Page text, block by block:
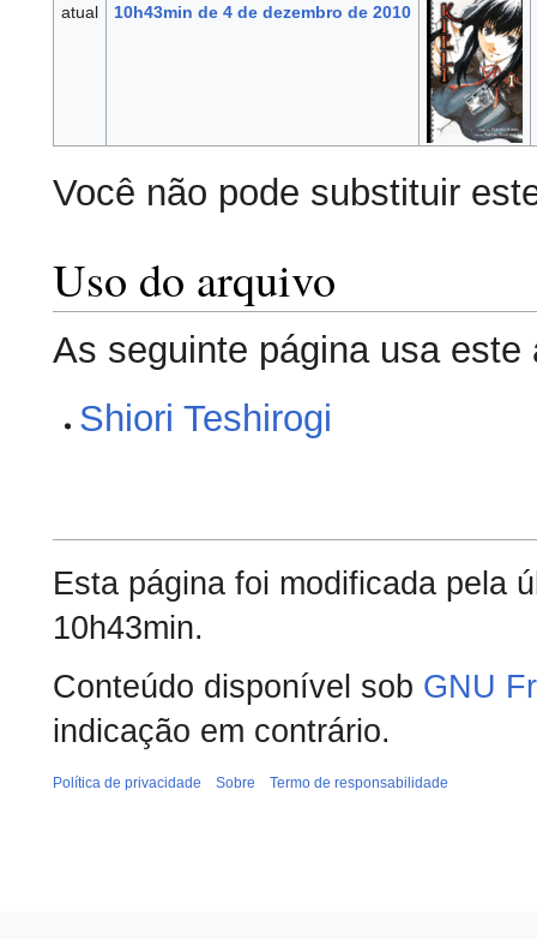
atual
10h43min de 4 de dezembro de 2010
Você não pode substituir
Uso do arquivo
As seguinte página usa este
Shiori Teshirogi
Esta página foi modificada pela
10h43min.
Conteúdo disponível sob GNU
indicação em contrário.
Política de privacidade Sobre Termo de responsabilidade